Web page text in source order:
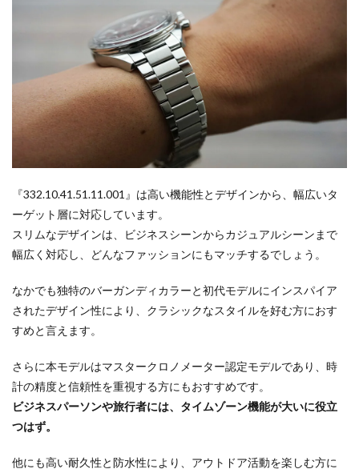
『332.10.41.51.11.001』は高い機能性とデザインから、幅広いタ
ーゲット層に対応しています。
スリムなデザインは、ビジネスシーンからカジュアルシーンまで
幅広く対応し、どんなファッションにもマッチするでしょう。
なかでも独特のバーガンディカラーと初代モデルにインスパイア
されたデザイン性により、クラシックなスタイルを好む方におす
すめと言えます。
さらに本モデルはマスタークロノメーター認定モデルであり、時
計の精度と信頼性を重視する方にもおすすめです。
ビジネスパーソンや旅行者には、タイムゾーン機能が大いに役立
つはず。
他にも高い耐久性と防水性により、アウトドア活動を楽しむ方に